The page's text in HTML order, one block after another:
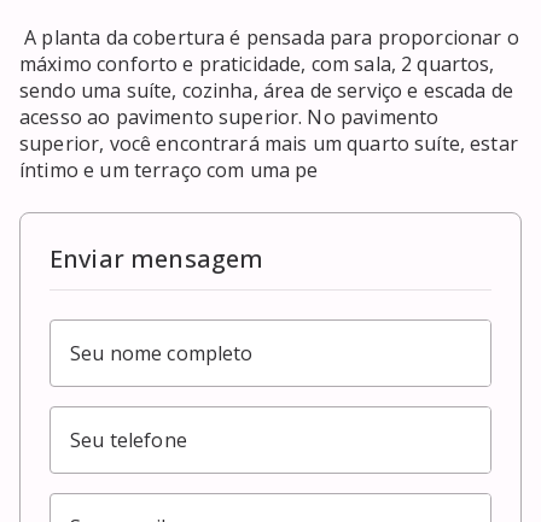
A planta da cobertura é pensada para proporcionar o
máximo conforto e praticidade, com sala, 2 quartos,
sendo uma suíte, cozinha, área de serviço e escada de
acesso ao pavimento superior. No pavimento
superior, você encontrará mais um quarto suíte, estar
íntimo e um terraço com uma pe
Enviar mensagem